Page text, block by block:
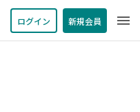
ログイン 新規会員 menu